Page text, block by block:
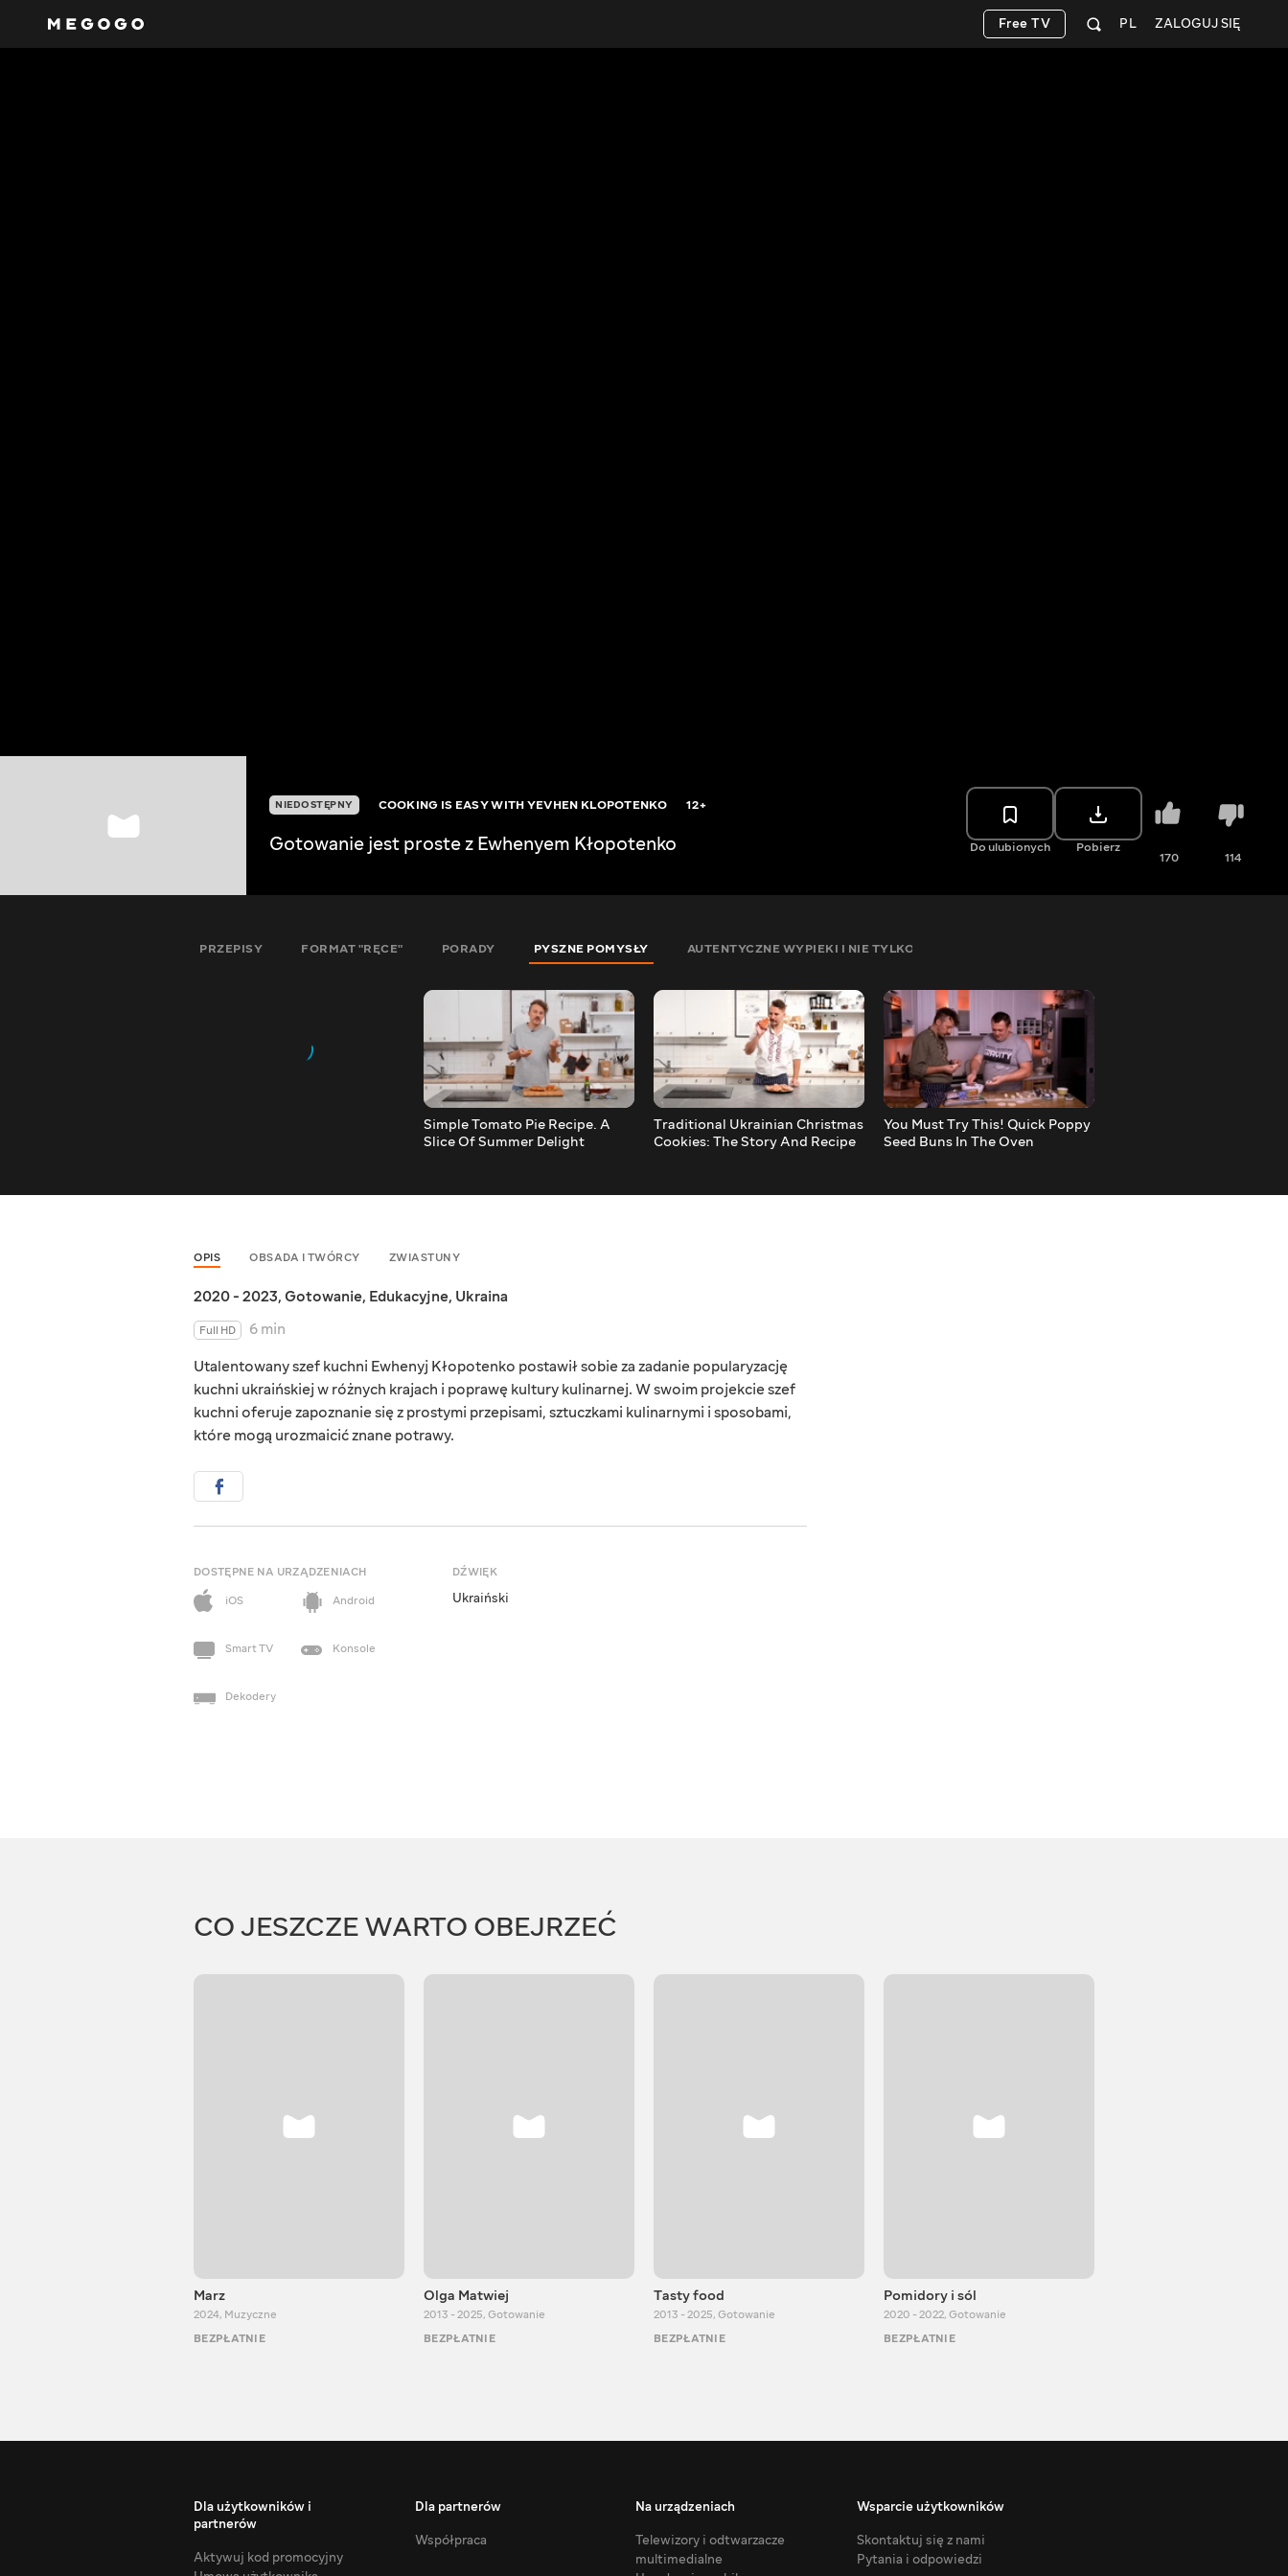
ZALOGUJ SIĘ
PL
Free TV
NIEDOSTĘPNY COOKING IS EASY WITH YEVHEN KLOPOTENKO 12+
Gotowanie jest proste z Ewhenyem Kłopotenko Do ulubionych Pobierz
170 114
PRZEPISY FORMAT "RĘCE" PORADY PYSZNE POMYSŁY AUTENTYCZNE WYPIEKI I NIE TYLKO
Simple Tomato Pie Recipe. A
Slice Of Summer Delight
Traditional Ukrainian Christmas
Cookies: The Story And Recipe
You Must Try This! Quick Poppy
Seed Buns In The Oven
OPIS OBSADA I TWÓRCY ZWIASTUNY
2020 - 2023, Gotowanie, Edukacyjne, Ukraina
Full HD
6 min
Utalentowany szef kuchni Ewhenyj Kłopotenko postawił sobie za zadanie popularyzację
kuchni ukraińskiej w różnych krajach i poprawę kultury kulinarnej. W swoim projekcie szef
kuchni oferuje zapoznanie się z prostymi przepisami, sztuczkami kulinarnymi i sposobami,
które mogą urozmaicić znane potrawy.
DOSTĘPNE NA URZĄDZENIACH
iOS
Android
Smart TV Konsole
Dekodery
DŹWIĘK
Ukraiński
CO JESZCZE WARTO OBEJRZEĆ
Marz
2024, Muzyczne
BEZPŁATNIE
Olga Matwiej
2013 - 2025, Gotowanie
BEZPŁATNIE
Тasty food
2013 - 2025, Gotowanie
BEZPŁATNIE
Pomidory i sól
2020 - 2022, Gotowanie
BEZPŁATNIE
Dla użytkowników i
partnerów
Aktywuj kod promocyjny
Dla partnerów
Współpraca
Na urządzeniach
Telewizory i odtwarzacze
multimedialne
Wsparcie użytkowników
Skontaktuj się z nami
Pytania i odpowiedzi